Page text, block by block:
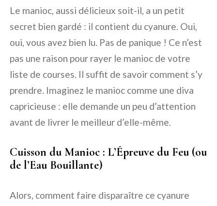
Le manioc, aussi délicieux soit-il, a un petit
secret bien gardé : il contient du cyanure. Oui,
oui, vous avez bien lu. Pas de panique ! Ce n’est
pas une raison pour rayer le manioc de votre
liste de courses. Il suffit de savoir comment s’y
prendre. Imaginez le manioc comme une diva
capricieuse : elle demande un peu d’attention
avant de livrer le meilleur d’elle-même.
Cuisson du Manioc : L’Épreuve du Feu (ou
de l’Eau Bouillante)
Alors, comment faire disparaître ce cyanure